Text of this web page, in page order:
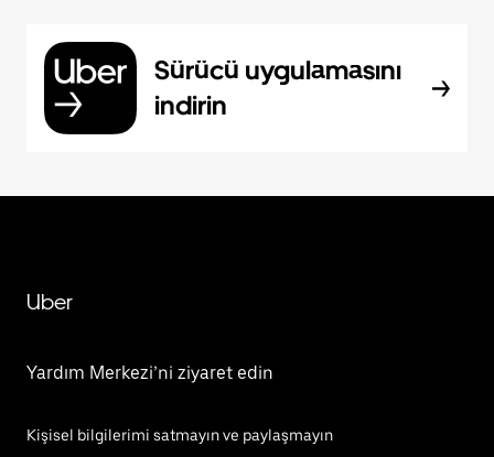
Sürücü uygulamasını
indirin
Uber
Yardım Merkezi’ni ziyaret edin
Kişisel bilgilerimi satmayın ve paylaşmayın